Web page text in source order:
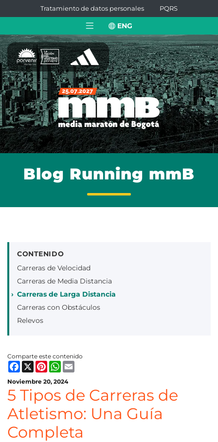
Tratamiento de datos personales PQRS
ENG
Blog Running mmB
CONTENIDO
Carreras de Velocidad
Carreras de Media Distancia
Carreras de Larga Distancia
Carreras con Obstáculos
Relevos
Comparte este contenido
Facebook
X PinterestWhatsApp
Noviembre 20, 2024
5 Tipos de Carreras de
Atletismo: Una Guía
Completa